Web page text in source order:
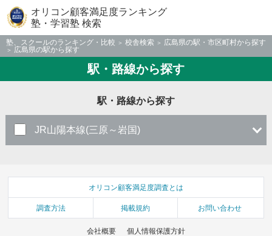
オリコン顧客満足度ランキング
塾・学習塾 検索
塾、スクールのランキング・比較 校舎検索
広島県の駅・市区町村から探す
広島県の駅から探す
駅・路線から探す
駅・路線から探す
JR山陽本線(三原～岩国)
オリコン顧客満足度調査とは
調査方法 掲載規約 お問い合わせ
会社概要 個人情報保護方針